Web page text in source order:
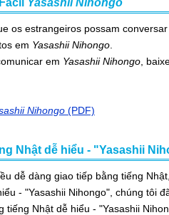
Yasashii Nihongo
os estrangeiros possam conversar
em Yasashii Nihongo
em Yasashii Nihongo
Nihongo (PDF)
Nhật dễ hiểu - "Yasashii
dàng giao tiếp bằng tiếng Nhật, và
- "Yasashii Nihongo", chúng tôi
Nhật dễ hiểu - "Yasashii Nihongo"-